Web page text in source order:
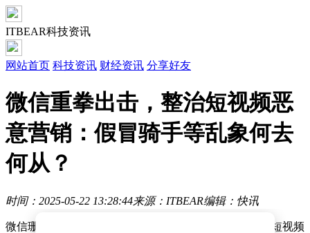
ITBEAR科技资讯
网站首页 科技资讯 财经资讯 分享好友
微信重拳出击，整治短视频恶
意营销：假冒骑手等乱象何去
何从？
时间：2025-05-22 13:28:44来源：ITBEAR编辑：快讯
微信珊瑚安全公众号近期发布了一项关于打击恶意营销短视频